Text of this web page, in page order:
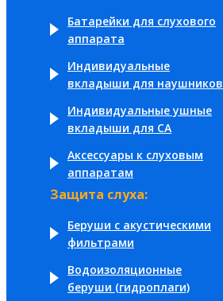
Батарейки для слухового
аппарата
Индивидуальные
вкладыши для наушников
Индивидуальные ушные
вкладыши для СА
Аксессуары к слуховым
аппаратам
Защита слуха:
Беруши с акустическими
фильтрами
Водоизоляционные
беруши (гидроплаги)